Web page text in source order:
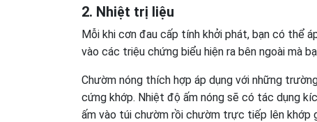
2. Nhiệt trị liệu
Mỗi khi cơn đau cấp tính khởi phát, bạn có thể
vào các triệu chứng biểu hiện ra bên ngoài mà
Chườm nóng thích hợp áp dụng với những
cứng khớp. Nhiệt độ ấm nóng sẽ có tác dụng
ấm vào túi chườm rồi chườm trực tiếp lên